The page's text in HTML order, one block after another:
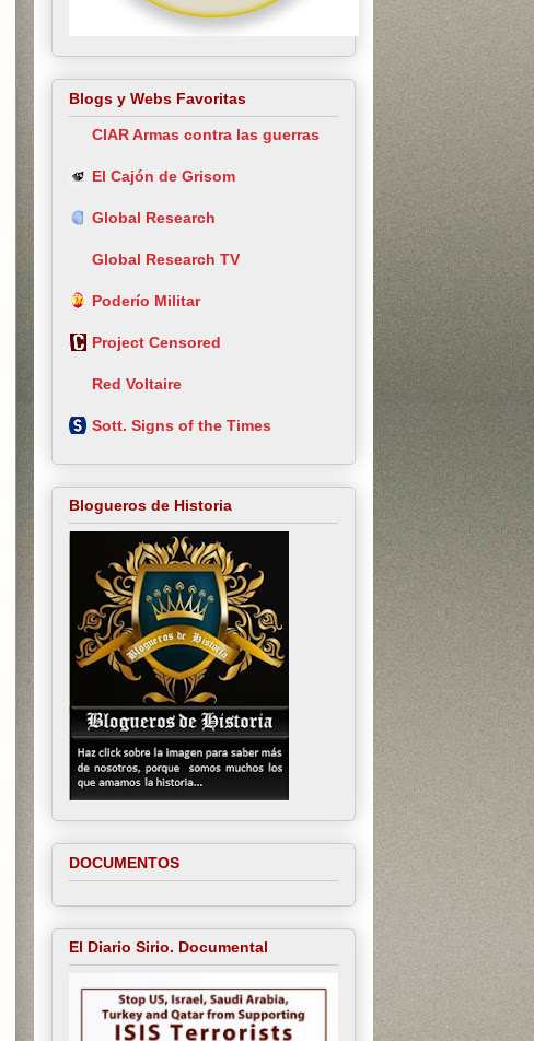
Blogs y Webs Favoritas
CIAR Armas contra las guerras
El Cajón de Grisom
Global Research
Global Research TV
Poderío Militar
Project Censored
Red Voltaire
Sott. Signs of the Times
Blogueros de Historia
DOCUMENTOS
El Diario Sirio. Documental